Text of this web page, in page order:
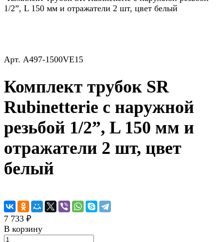
1/2”, L 150 мм и отражатели 2 шт, цвет белый
Арт. A497-1500VE15
Комплект трубок SR
Rubinetterie с наружной
резьбой 1/2”, L 150 мм и
отражатели 2 шт, цвет
белый
7 733 ₽
В корзину